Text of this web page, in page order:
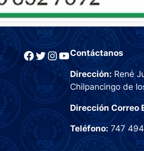
Facebook Twitter InstagramYouTube Contáctanos
Dirección: René
Chilpancingo de
Dirección Correo
Teléfono: 747